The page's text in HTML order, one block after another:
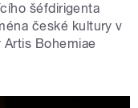
šéfdirigenta
české kultury v
Bohemiae